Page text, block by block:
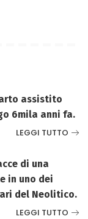
assistito
6mila anni fa.
LEGGI TUTTO
di una
in uno dei
del Neolitico.
LEGGI TUTTO